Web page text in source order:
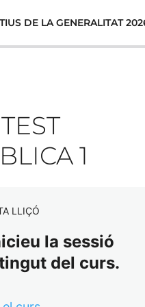
DE LA GENERALITAT
1
LLIÇÓ
la sessió
del curs.